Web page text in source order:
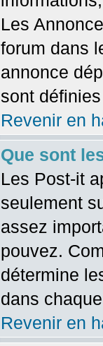
Les
forum dans
annonce
sont
Revenir en
Que sont
Les Post-it
seulement
assez
pouvez.
détermine
dans
Revenir en